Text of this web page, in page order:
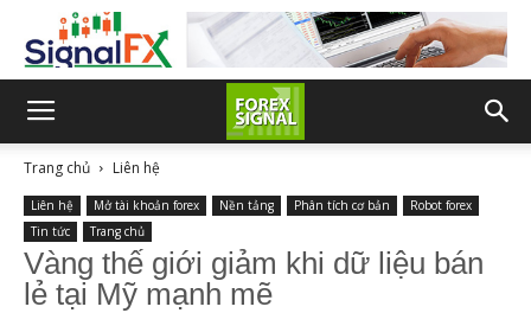
Trang chủ Liên hệ
Liên hệ Mở tài khoản forex Nền tảng Phân tích cơ bản
Robot forex
Tin tức
Trang chủ
Vàng thế giới giảm khi dữ liệu bán
lẻ tại Mỹ mạnh mẽ